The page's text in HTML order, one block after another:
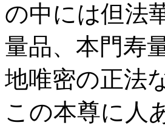
の中には但法
量品、本門寿
地唯密の正法
この本尊に人